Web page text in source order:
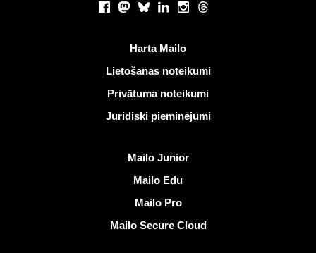
Facebook
Mastodon
BlueskyLinkedInInstagram
Threads
Harta Mailo
Lietošanas noteikumi
Privātuma noteikumi
Juridiski pieminējumi
Mailo Junior
Mailo Edu
Mailo Pro
Mailo Secure Cloud